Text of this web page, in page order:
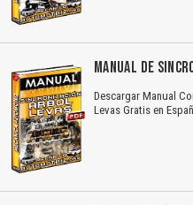
MANUAL DE
Descargar Manual
Levas Gratis en